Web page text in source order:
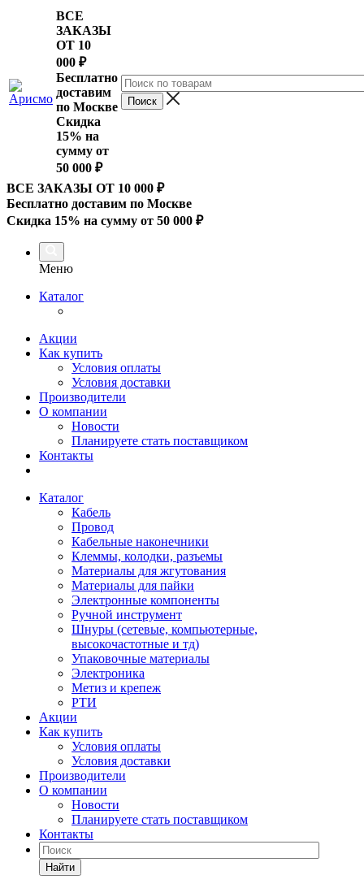
ВСЕ
ЗАКАЗЫ
ОТ 10
000 ₽
Бесплатно
доставим
по Москве
Скидка
15% на
сумму от
50 000 ₽
ВСЕ ЗАКАЗЫ ОТ 10 000 ₽
Бесплатно доставим по Москве
Скидка 15% на сумму от 50 000 ₽
Меню
Каталог
Акции
Как купить
Условия оплаты
Условия доставки
Производители
О компании
Новости
Планируете стать поставщиком
Контакты
Каталог
Кабель
Провод
Кабельные наконечники
Клеммы, колодки, разъемы
Материалы для жгутования
Материалы для пайки
Электронные компоненты
Ручной инструмент
Шнуры (сетевые, компьютерные,
высокочастотные и тд)
Упаковочные материалы
Электроника
Метиз и крепеж
РТИ
Акции
Как купить
Условия оплаты
Условия доставки
Производители
О компании
Новости
Планируете стать поставщиком
Контакты
Найти